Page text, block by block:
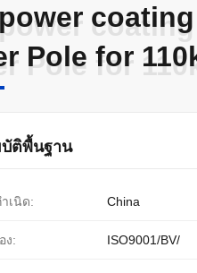
Pole for
Pole for
ติพื้นฐาน
เนิด: China
ง: ISO9001/BV/